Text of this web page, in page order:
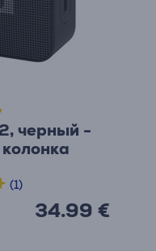
черный -
34.99 €
(1)